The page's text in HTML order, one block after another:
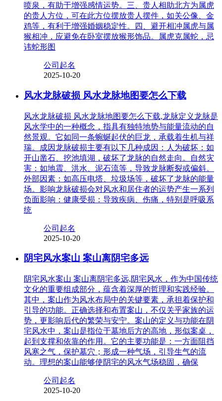
喷泉，有助于增强感情运势。三、贵人相助北方为属虎
的贵人方位，可在此方位摆放贵人摆件，如关公像、金
鸡等，有利于增强婚姻稳定性。四、避开相冲属虎与属
猴相冲，应避免在卧室摆放猴形饰品。属虎克属蛇，忌
讳蛇形图
公司起名
2025-10-20
风水龙脉破损 风水龙脉地图要怎么下载
风水龙脉破损 风水龙脉地图要怎么下载,龙脉定义龙脉是
风水学中的一种概念，指具有独特地势与能量流动的自
然景观。它如同一条蜿蜒起伏的巨龙，承载着生机与祥
瑞。成因龙脉破损主要有以下几种成因：人为破坏：如
开山凿石、挖池填湖，破坏了龙脉的自然走向。自然灾
害：如地震、洪水、泥石流等，导致龙脉断裂或偏斜。
外部因素：如高压电塔、垃圾场等，破坏了龙脉的能量
场。影响龙脉破损会对风水和居住者的运势产生一系列
负面影响：健康受损：导致疾病、伤痛，特别是呼吸系
统
公司起名
2025-10-20
阴宅风水案山 案山离阴宅多远
阴宅风水案山 案山离阴宅多远,阴宅风水，作为中国传统
文化的重要组成部分，蕴含着深厚的哲理和实践经验。
其中，案山作为风水布局中的关键要素，承担着保护和
引导的功能。正确选择和布置案山，不仅关乎家族的运
势，更影响后代的繁荣与安宁。案山的定义与功能在阴
宅风水中，案山是指位于墓地后方的高地，形似案桌，
起到支撑和依靠的作用。它的主要功能是：一方面阻挡
风寒之气，保护墓穴；形成一种气场，引导生气的流
动。理想的案山能够使阴宅的风水气场稳固，确保
公司起名
2025-10-20